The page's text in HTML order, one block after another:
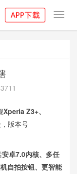
3711
Xperia Z3+、
版本号
安卓7.0内核、多任
自拍按钮、更智能